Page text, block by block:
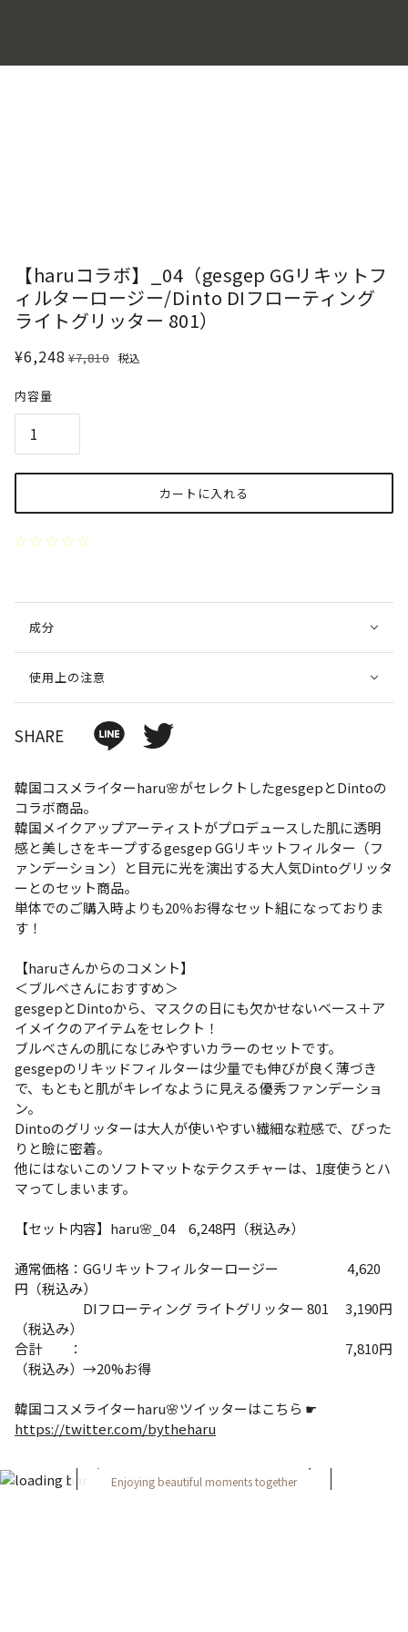
【haruコラボ】_04（gesgep GGリキットフ
ィルターロージー/Dinto DIフローティング
ライトグリッター 801）
¥6,248 ¥7,810 税込
内容量
カートに入れる
成分
使用上の注意
SHARE
韓国コスメライターharu🌸がセレクトしたgesgepとDintoの
コラボ商品。
韓国メイクアップアーティストがプロデュースした肌に透明
感と美しさをキープするgesgep GGリキットフィルター（フ
ァンデーション）と目元に光を演出する大人気Dintoグリッタ
ーとのセット商品。
単体でのご購入時よりも20％お得なセット組になっておりま
す！
【haruさんからのコメント】
＜ブルベさんにおすすめ＞
gesgepとDintoから、マスクの日にも欠かせないベース＋ア
イメイクのアイテムをセレクト！
ブルベさんの肌になじみやすいカラーのセットです。
gesgepのリキッドフィルターは少量でも伸びが良く薄づき
で、もともと肌がキレイなように見える優秀ファンデーショ
ン。
Dintoのグリッターは大人が使いやすい繊細な粒感で、ぴった
りと瞼に密着。
他にはないこのソフトマットなテクスチャーは、1度使うとハ
マってしまいます。
【セット内容】haru🌸_04 6,248円（税込み）
通常価格：GGリキットフィルターロージー 4,620
円（税込み）
DIフローティング ライトグリッター 801 3,190円
（税込み）
合計 ： 7,810円
（税込み）→20%お得
韓国コスメライターharu🌸ツイッターはこちら ☛
https://twitter.com/bytheharu
Enjoying beautiful moments together